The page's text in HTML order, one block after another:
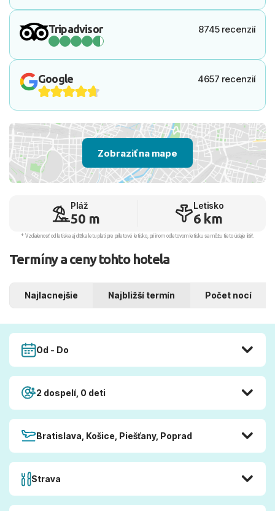
Tripadvisor 8745 recenzií
Google 4657 recenzií
Zobraziť na mape
Pláž
50 m
Letisko
6 km
* Vzdialenosť od letiska aj dľžka letu platí pre príletové letisko, pri inom odletovom letisku sa môžu tieto údaje líšiť.
Termíny a ceny tohto hotela
Najlacnejšie Najbližší termín Počet nocí
Od - Do
2 dospelí, 0 deti
Bratislava, Košice, Piešťany, Poprad
Strava